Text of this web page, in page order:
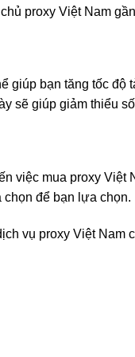
proxy Việt Nam
giúp bạn tăng tốc
sẽ giúp giảm thiểu
việc mua proxy
để bạn lựa chọn.
vụ proxy Việt Nam